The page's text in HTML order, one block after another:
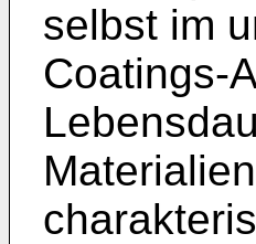
selbst im
Coatings-